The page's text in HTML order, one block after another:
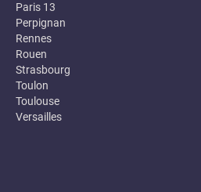
Paris 13
Perpignan
Rennes
Rouen
Strasbourg
Toulon
Toulouse
Versailles